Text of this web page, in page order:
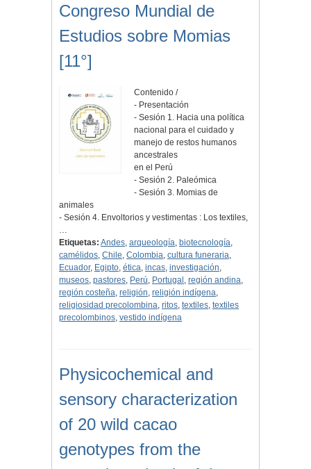
Congreso Mundial de
Estudios sobre Momias
[11°]
Contenido /
- Presentación
- Sesión 1. Hacia una política
nacional para el cuidado y
manejo de restos humanos
ancestrales
en el Perú
- Sesión 2. Paleómica
- Sesión 3. Momias de
animales
- Sesión 4. Envoltorios y vestimentas : Los textiles,
…
Etiquetas: Andes, arqueología, biotecnología,
camélidos, Chile, Colombia, cultura funeraria,
Ecuador, Egipto, ética, incas, investigación,
museos, pastores, Perú, Portugal , región andina,
región costeña, religión, religión indígena,
religiosidad precolombina, ritos, textiles, textiles
precolombinos, vestido indígena
Physicochemical and
sensory characterization
of 20 wild cacao
genotypes from the